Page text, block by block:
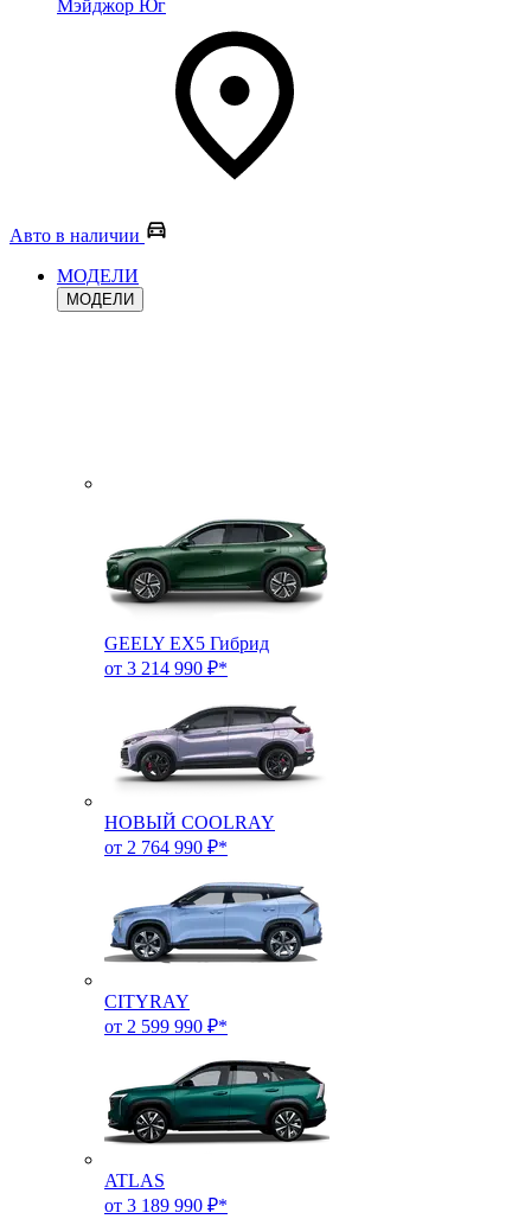
Мэйджор Юг
Авто в наличии
МОДЕЛИ
МОДЕЛИ
GEELY EX5 Гибрид
от 3 214 990 ₽*
НОВЫЙ COOLRAY
от 2 764 990 ₽*
CITYRAY
от 2 599 990 ₽*
ATLAS
от 3 189 990 ₽*